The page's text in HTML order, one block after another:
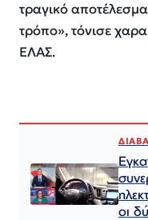
τραγικό
τρόπο», τόνισε
ΕΛΑΣ.
οι